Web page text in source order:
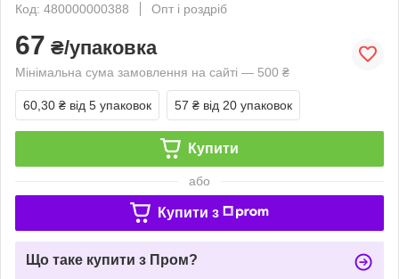
Код: 480000000388
Опт і роздріб
67 ₴/упаковка
Мінімальна сума замовлення на сайті — 500 ₴
60,30 ₴ від 5 упаковок 57 ₴ від 20 упаковок
Купити
або
Купити з
Що таке купити з Пром?